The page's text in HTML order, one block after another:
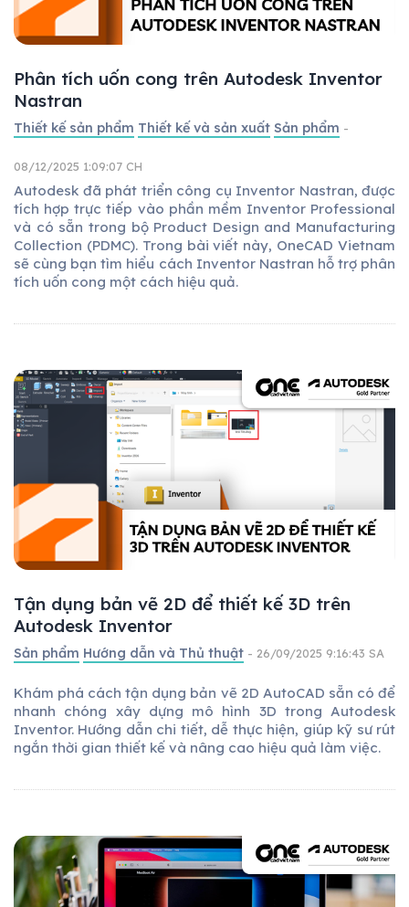
Phân tích uốn cong trên Autodesk Inventor
Nastran
Thiết kế sản phẩm Thiết kế và sản xuất Sản phẩm -
08/12/2025 1:09:07 CH
Autodesk đã phát triển công cụ Inventor Nastran, được
tích hợp trực tiếp vào phần mềm Inventor Professional
và có sẵn trong bộ Product Design and Manufacturing
Collection (PDMC). Trong bài viết này, OneCAD Vietnam
sẽ cùng bạn tìm hiểu cách Inventor Nastran hỗ trợ phân
tích uốn cong một cách hiệu quả.
Tận dụng bản vẽ 2D để thiết kế 3D trên
Autodesk Inventor
Sản phẩm Hướng dẫn và Thủ thuật - 26/09/2025 9:16:43 SA
Khám phá cách tận dụng bản vẽ 2D AutoCAD sẵn có để
nhanh chóng xây dựng mô hình 3D trong Autodesk
Inventor. Hướng dẫn chi tiết, dễ thực hiện, giúp kỹ sư rút
ngắn thời gian thiết kế và nâng cao hiệu quả làm việc.